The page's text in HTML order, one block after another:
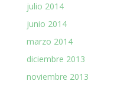
julio 2014
junio 2014
marzo 2014
diciembre 2013
noviembre 2013